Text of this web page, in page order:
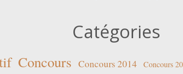
Catégories
Concours Concours 2014 Concours